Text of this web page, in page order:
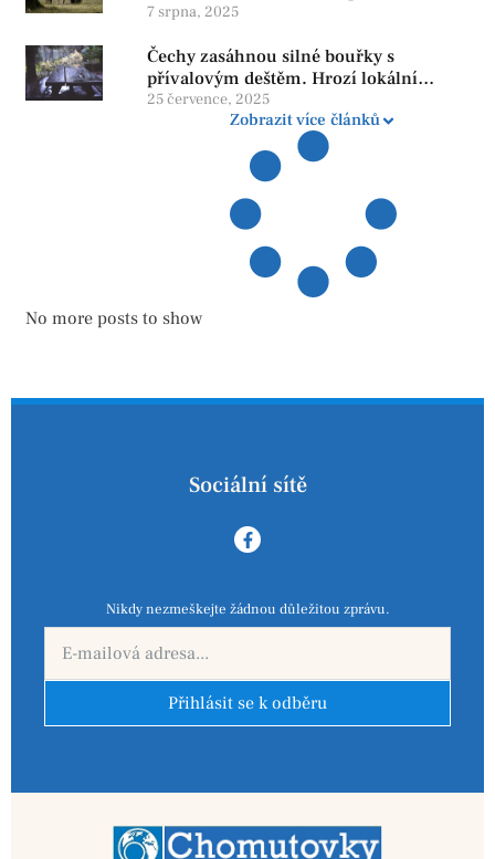
penzi, tisíce však žijí pod hranicí
reformy
7 srpna, 2025
Čechy zasáhnou silné bouřky s
přívalovým deštěm. Hrozí lokální
zatopení
25 července, 2025
Zobrazit více článků
No more posts to show
Sociální sítě
Nikdy nezmeškejte žádnou důležitou zprávu.
Přihlásit se k odběru